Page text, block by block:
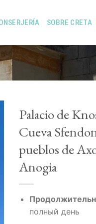
SOBRE CRETA
Palacio de
Cueva
pueblos de
Anogia
полный день